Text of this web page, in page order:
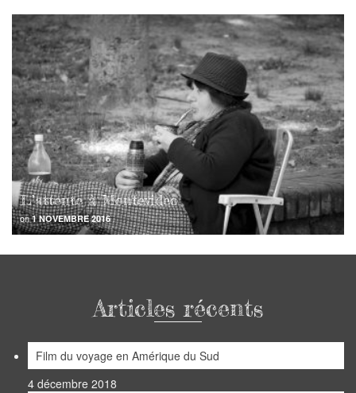
L’attente à Montevideo
on1 NOVEMBRE 2016
Articles récents
Film du voyage en Amérique du Sud
4 décembre 2018